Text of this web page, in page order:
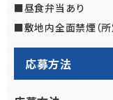
■昼食弁当あり
■敷地内全面禁煙（
応募方法